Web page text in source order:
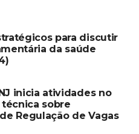
para discutir
da saúde
inicia atividades no
sobre
Regulação de Vagas